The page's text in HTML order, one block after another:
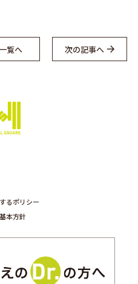
覧へ 次の記事へ
るポリシー
本方針